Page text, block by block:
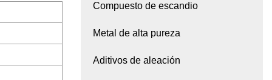
Compuesto de escandio
Metal de alta pureza
Aditivos de aleación